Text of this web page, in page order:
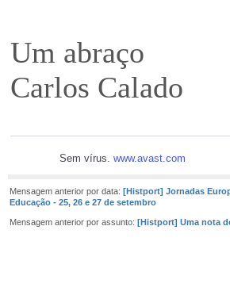
Um abraço
Carlos Calado
Sem vírus. www.avast.com
Mensagem anterior por data: [Histport] Jornadas
Educação - 25, 26 e 27 de setembro
Mensagem anterior por assunto: [Histport] Uma nota